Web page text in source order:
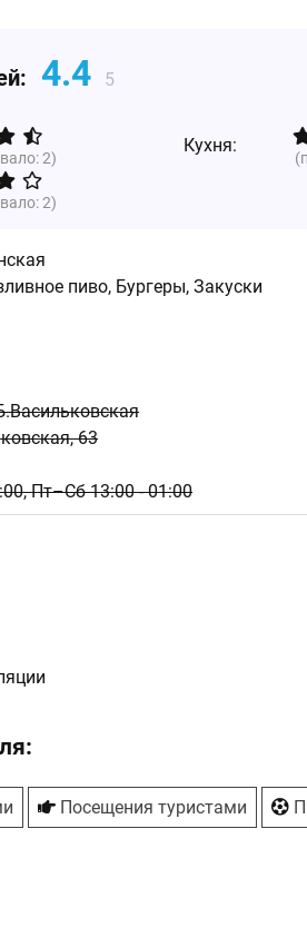
4.4 5
2)
Кухня:
2)
пиво, Бургеры, Закуски
63
Пт–Сб 13:00 - 01:00
Посещения туристами